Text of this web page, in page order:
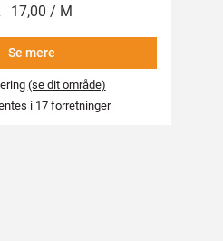
17,00 / M
Se mere
(se dit område)
i 17 forretninger